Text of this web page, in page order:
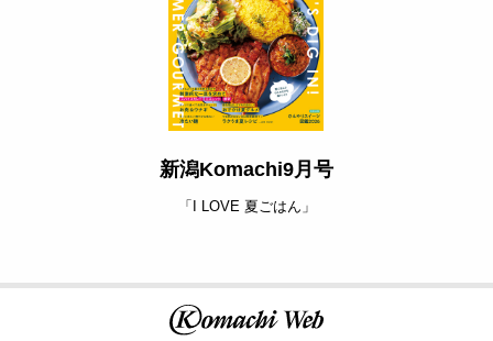
新潟Komachi9月号
「I LOVE 夏ごはん」